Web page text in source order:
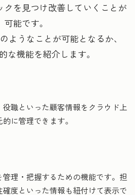
クを見つけ改善していくことが
可能です。
ようなことが可能となるか、
な機能を紹介します。
職といった顧客情報をクラウド上
に管理できます。
理・把握するための機能です。担
度といった情報も紐付けて表示で